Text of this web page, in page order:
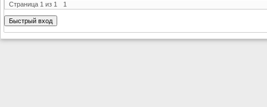
Страница 1 из 1 1